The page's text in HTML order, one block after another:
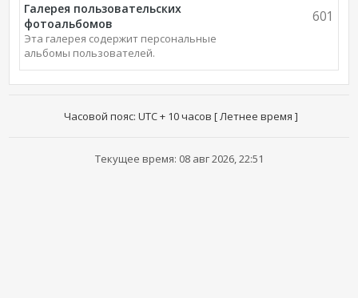
Галерея пользовательских
фотоальбомов
Эта галерея содержит персональные
альбомы пользователей.
601
Часовой пояс: UTC + 10 часов [ Летнее время ]
Текущее время: 08 авг 2026, 22:51